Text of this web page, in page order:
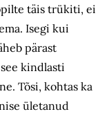
täis trükiti, ei
Isegi kui
pärast
kindlasti
Tõsi, kohtas ka
ületanud